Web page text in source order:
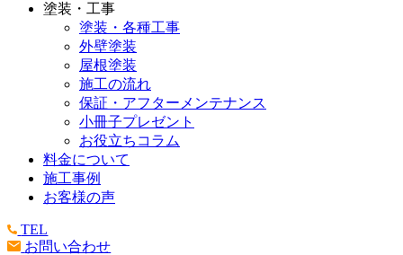
塗装・工事
塗装・各種工事
外壁塗装
屋根塗装
施工の流れ
保証・アフターメンテナンス
小冊子プレゼント
お役立ちコラム
料金について
施工事例
お客様の声
TEL
お問い合わせ